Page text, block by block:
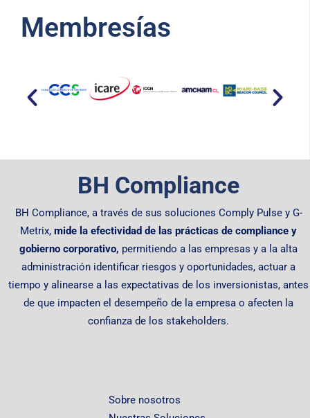
Membresías​
BH Compliance
BH Compliance, a través de sus soluciones Comply Pulse y G-
Metrix, mide la efectividad de las prácticas de compliance y
gobierno corporativo, permitiendo a las empresas y a la alta
administración identificar riesgos y oportunidades, actuar a
tiempo y alinearse a las expectativas de los inversionistas, antes
de que impacten el desempeño de la empresa o afecten la
confianza de los stakeholders.
Sobre nosotros